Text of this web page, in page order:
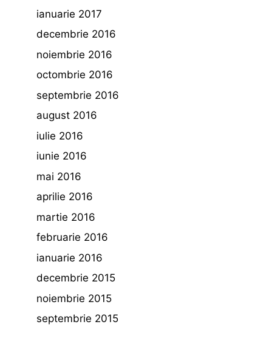
ianuarie 2017
decembrie 2016
noiembrie 2016
octombrie 2016
septembrie 2016
august 2016
iulie 2016
iunie 2016
mai 2016
aprilie 2016
martie 2016
februarie 2016
ianuarie 2016
decembrie 2015
noiembrie 2015
septembrie 2015